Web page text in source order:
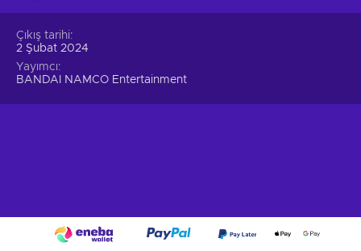
Çıkış tarihi
2 Şubat 2024
Yayımcı
BANDAI NAMCO Entertainment